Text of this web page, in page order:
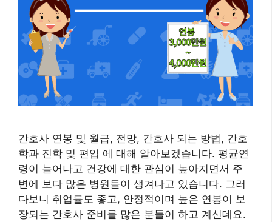
간호사 연봉 및 월급, 전망, 간호사 되는 방법, 간호
학과 진학 및 편입 에 대해 알아보겠습니다. 평균연
령이 늘어나고 건강에 대한 관심이 높아지면서 주
변에 보다 많은 병원들이 생겨나고 있습니다. 그러
다보니 취업률도 좋고, 안정적이며 높은 연봉이 보
장되는 간호사 준비를 많은 분들이 하고 계신데요.